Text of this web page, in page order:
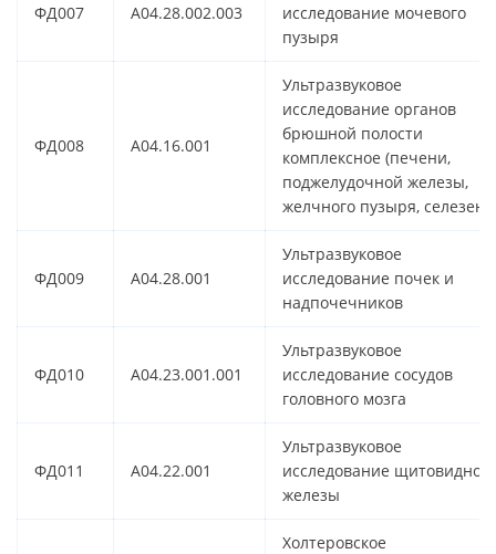
ФД007 A04.28.002.003
исследование мочевого
пузыря
ФД008 A04.16.001
Ультразвуковое
исследование органов
брюшной полости
комплексное (печени,
поджелудочной железы,
желчного пузыря,
ФД009 A04.28.001
Ультразвуковое
исследование почек и
надпочечников
ФД010 A04.23.001.001
Ультразвуковое
исследование сосудов
головного мозга
ФД011 A04.22.001
Ультразвуковое
исследование щитовидной
железы
Холтеровское